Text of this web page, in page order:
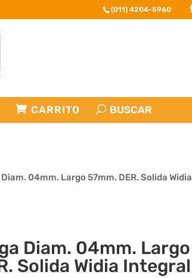
(011) 4204-5960
CARRITO
04mm. Largo 57mm. DER. Solida Widia
Diam. 04mm. Largo
Solida Widia Integral